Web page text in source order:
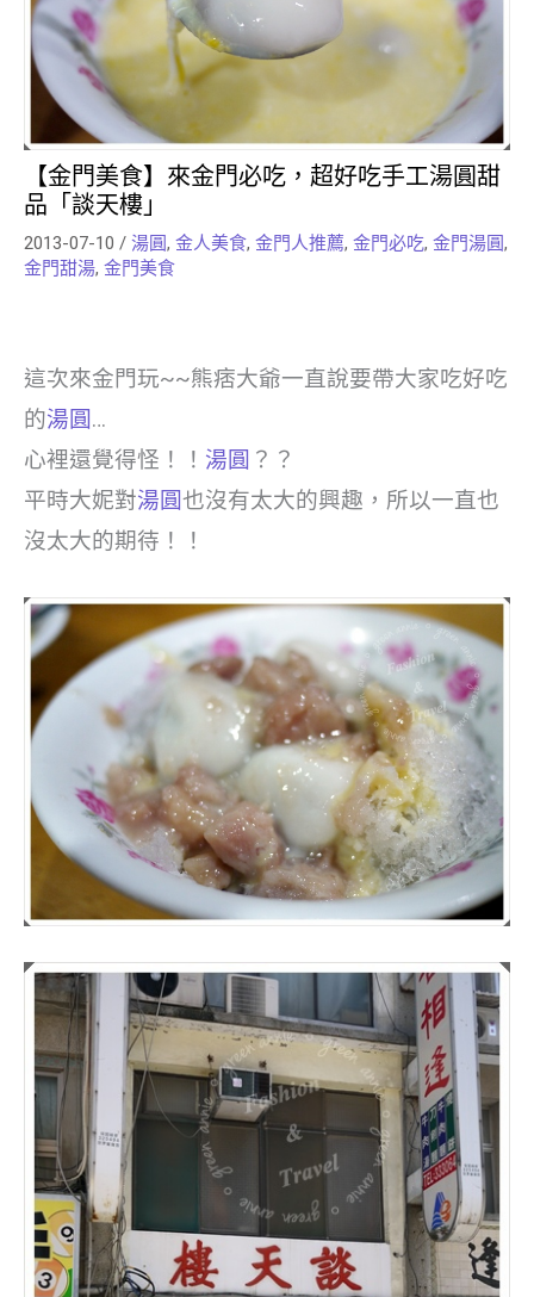
【金門美食】來金門必吃，超好吃手工湯圓甜
品「談天樓」
2013-07-10 / 湯圓, 金人美食, 金門人推薦, 金門必吃, 金門湯圓,
金門甜湯, 金門美食
這次來金門玩~~熊痞大爺一直說要帶大家吃好吃
的湯圓…
心裡還覺得怪！！ 湯圓 ？？
平時大妮對湯圓也沒有太大的興趣，所以一直也
沒太大的期待！！